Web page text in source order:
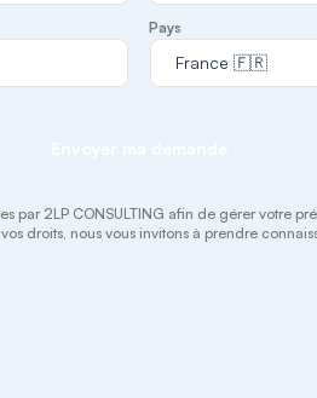
Pays
par 2LP CONSULTING afin de gérer votre
droits, nous vous invitons à prendre